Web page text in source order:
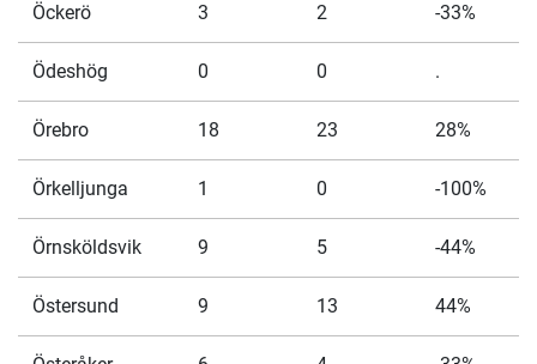
Öckerö 3 2 -33%
Ödeshög 0 0 .
Örebro 18 23 28%
Örkelljunga 1 0 -100%
Örnsköldsvik 9 5 -44%
Östersund 9 13 44%